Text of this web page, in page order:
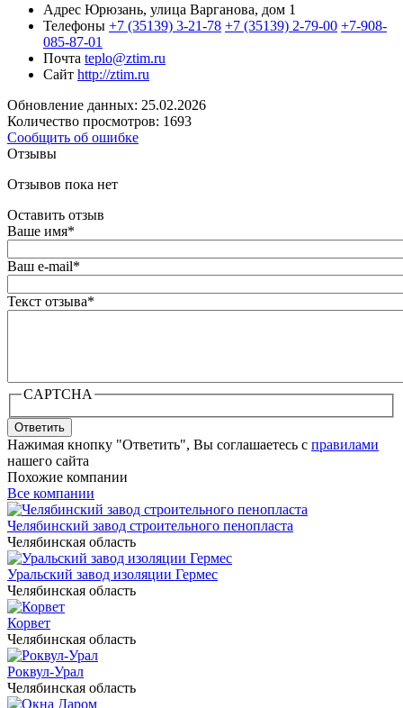
Адрес Юрюзань, улица Варганова, дом 1
Телефоны +7 (35139) 3-21-78 +7 (35139) 2-79-00 +7-908-
085-87-01
Почта teplo@ztim.ru
Сайт http://ztim.ru
Обновление данных: 25.02.2026
Количество просмотров: 1693
Сообщить об ошибке
Отзывы
Отзывов пока нет
Оставить отзыв
Ваше имя*
Ваш e-mail*
Текст отзыва*
CAPTCHA
Ответить
Нажимая кнопку "Ответить", Вы соглашаетесь с правилами
нашего сайта
Похожие компании
Все компании
Челябинский завод строительного пенопласта
Челябинская область
Уральский завод изоляции Гермес
Челябинская область
Корвет
Челябинская область
Роквул-Урал
Челябинская область